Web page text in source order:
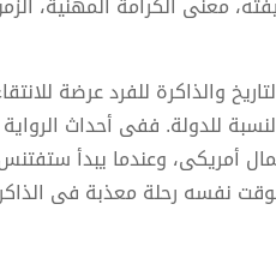
والذاكرة للفرد عرضة
للدولة. ففى أحداث
أعمال أمريكى، وعندما يبدأ
نفسه رحلة معذبة فى